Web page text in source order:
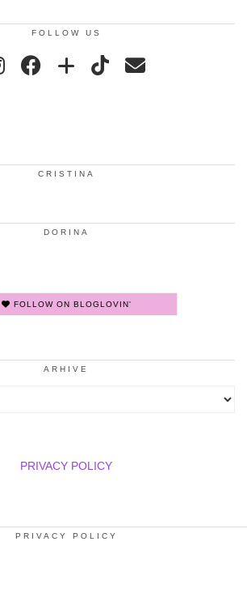
FOLLOW US
CRISTINA
DORINA
FOLLOW ON BLOGLOVIN'
ARHIVE
PRIVACY POLICY
PRIVACY POLICY